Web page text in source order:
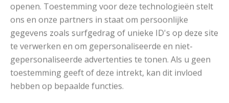
openen. Toestemming voor deze technologieën stelt
ons en onze partners in staat om persoonlijke
gegevens zoals surfgedrag of unieke ID's op deze site
te verwerken en om gepersonaliseerde en niet-
gepersonaliseerde advertenties te tonen. Als u geen
toestemming geeft of deze intrekt, kan dit invloed
hebben op bepaalde functies.